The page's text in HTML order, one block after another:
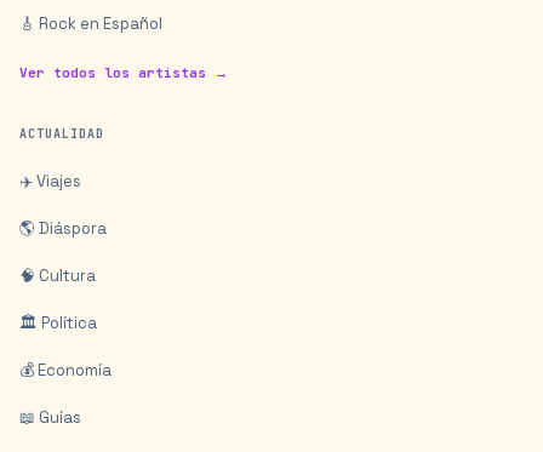
🎸 Rock en Español
Ver todos los artistas →
ACTUALIDAD
✈️ Viajes
🌎 Diáspora
🧠 Cultura
🏛️ Política
💰 Economía
📖 Guías